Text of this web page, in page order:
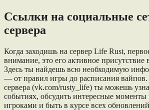
Ссылки на социальные
сервера
Когда заходишь на сервер Life Rust,
внимание, это его активное присутствие
Здесь ты найдешь всю необходимую
— от правил игры до расписания
сервера (vk.com/rusty_life) ты можешь
событиях, обсудить интересные
игроками и быть в курсе всех